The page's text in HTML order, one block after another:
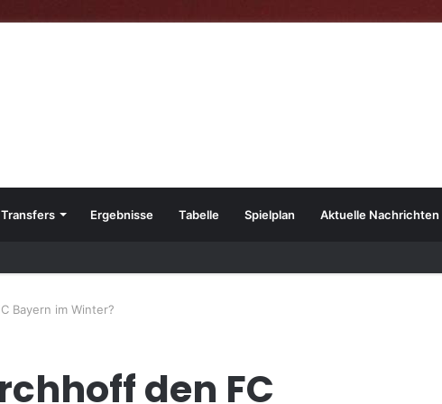
Transfers Ergebnisse Tabelle Spielplan Aktuelle Nachrichten
2023
Bayern im Winter?
den FC